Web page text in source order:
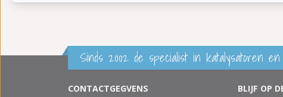
Sinds 2002 de specialist in katalysatoren
CONTACTGEGVENS BLIJF OP